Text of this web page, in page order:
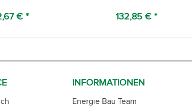
€ * 132,85 € *
INFORMATIONEN
Energie Bau Team